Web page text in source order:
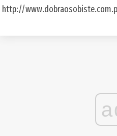
http://